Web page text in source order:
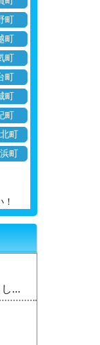
町
町
町
町
町
町
町
町
...